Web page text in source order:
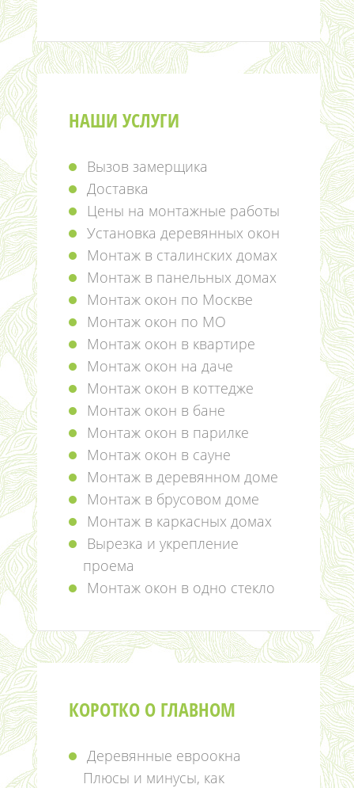
НАШИ УСЛУГИ
Вызов замерщика
Доставка
Цены на монтажные работы
Установка деревянных окон
Монтаж в сталинских домах
Монтаж в панельных домах
Монтаж окон по Москве
Монтаж окон по МО
Монтаж окон в квартире
Монтаж окон на даче
Монтаж окон в коттедже
Монтаж окон в бане
Монтаж окон в парилке
Монтаж окон в сауне
Монтаж в деревянном доме
Монтаж в брусовом доме
Монтаж в каркасных домах
Вырезка и укрепление
проема
Монтаж окон в одно стекло
КОРОТКО О ГЛАВНОМ
Деревянные евроокна
Плюсы и минусы, как